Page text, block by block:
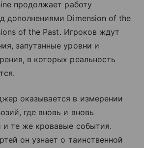
продолжает работу
дополнениями Dimension of the
of the Past. Игроков ждут
запутанные уровни и
в которых реальность
оказывается в измерении
где вновь и вновь
и те же кровавые события.
он узнает о таинственной